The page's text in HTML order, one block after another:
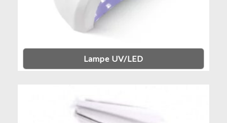
Lampe UV/LED